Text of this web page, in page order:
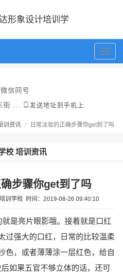
形象设计培训学
切
换
信同号
街 ...
发送地址到手机上
训资讯 日常淡妆的正确步骤你get到了吗
校 培训资讯
步骤你get到了吗
训学校 时间： 2019-08-26 09:40:10
就是亮片眼影哦。接着就是口红
过强大的口红，日常的比较温柔
色，或者薄薄涂一层红色，给自
如果五官不够立体的话，还可